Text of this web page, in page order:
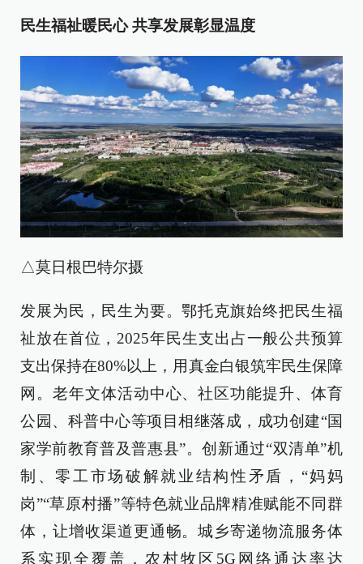
民生福祉暖民心 共享发展彰显温度
△莫日根巴特尔摄
发展为民，民生为要。鄂托克旗始终把民生福
祉放在首位，2025年民生支出占一般公共预算
支出保持在80%以上，用真金白银筑牢民生保障
网。老年文体活动中心、社区功能提升、体育
公园、科普中心等项目相继落成，成功创建“国
家学前教育普及普惠县”。创新通过“双清单”机
制、零工市场破解就业结构性矛盾，“妈妈
岗”“草原村播”等特色就业品牌精准赋能不同群
体，让增收渠道更通畅。城乡寄递物流服务体
系实现全覆盖，农村牧区5G网络通达率达